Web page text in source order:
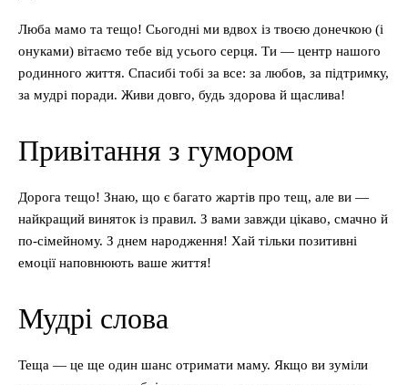
Люба мамо та тещо! Сьогодні ми вдвох із твоєю донечкою (і
онуками) вітаємо тебе від усього серця. Ти — центр нашого
родинного життя. Спасибі тобі за все: за любов, за підтримку,
за мудрі поради. Живи довго, будь здорова й щаслива!
Привітання з гумором
Дорога тещо! Знаю, що є багато жартів про тещ, але ви —
найкращий виняток із правил. З вами завжди цікаво, смачно й
по-сімейному. З днем народження! Хай тільки позитивні
емоції наповнюють ваше життя!
Мудрі слова
Теща — це ще один шанс отримати маму. Якщо ви зуміли